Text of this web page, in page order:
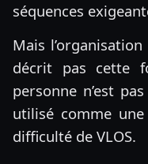
séquences
Mais
décrit pas cette
personne n’est
utilisé comme
difficulté de VLOS.